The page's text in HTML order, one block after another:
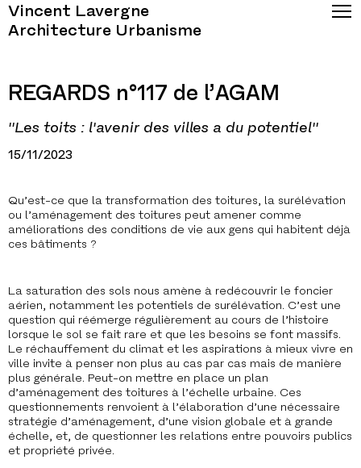
Vincent Lavergne
Architecture Urbanisme
REGARDS n°117 de l’AGAM
"Les toits : l'avenir des villes a du potentiel"
15/11/2023
Qu’est-ce que la transformation des toitures, la surélévation
ou l’aménagement des toitures peut amener comme
améliorations des conditions de vie aux gens qui habitent déjà
ces bâtiments ?
La saturation des sols nous amène à redécouvrir le foncier
aérien, notamment les potentiels de surélévation. C’est une
question qui réémerge régulièrement au cours de l’histoire
lorsque le sol se fait rare et que les besoins se font massifs.
Le réchauffement du climat et les aspirations à mieux vivre en
ville invite à penser non plus au cas par cas mais de manière
plus générale. Peut-on mettre en place un plan
d’aménagement des toitures à l’échelle urbaine. Ces
questionnements renvoient à l’élaboration d’une nécessaire
stratégie d’aménagement, d’une vision globale et à grande
échelle, et, de questionner les relations entre pouvoirs publics
et propriété privée.